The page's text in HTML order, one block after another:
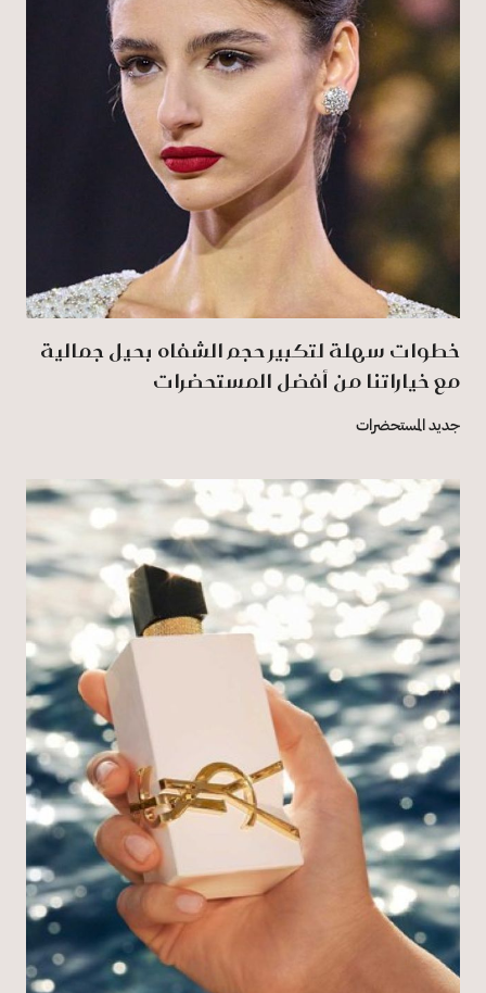
خطوات سهلة لتكبير حجم الشفاه بحيل جمالية
مع خياراتنا من أفضل المستحضرات
جديد المستحضرات